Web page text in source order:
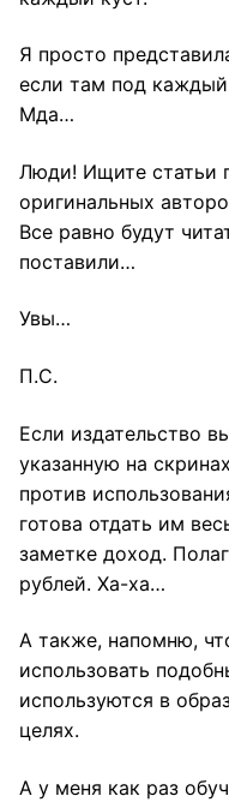
Я просто
если там под
Мда…
Люди! Ищите статьи
оригинальных
Все равно будут
поставили…
Увы…
П.С.
Если издательство
указанную на
против
готова отдать им
заметке доход.
рублей. Ха-ха…
А также, напомню,
использовать
используются в
целях.
А у меня как раз